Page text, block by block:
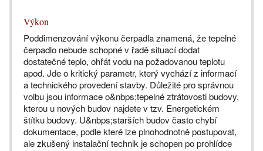
Výkon
Poddimenzování výkonu čerpadla znamená, že tepelné
čerpadlo nebude schopné v řadě situací dodat
dostatečné teplo, ohřát vodu na požadovanou teplotu
apod. Jde o kritický parametr, který vychází z informací
a technického provedení stavby. Důležité pro správnou
volbu jsou informace o&nbps;tepelné ztrátovosti budovy,
kterou u nových budov najdete v tzv. Energetickém
štítku budovy. U&nbps;starších budov často chybí
dokumentace, podle které lze plnohodnotně postupovat,
ale zkušený instalační technik je schopen po prohlídce